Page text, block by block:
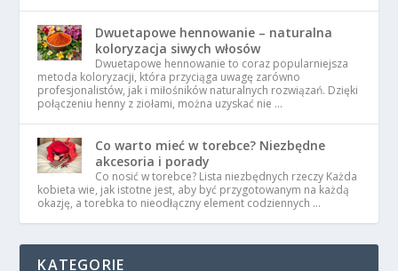
Dwuetapowe hennowanie – naturalna
koloryzacja siwych włosów
Dwuetapowe hennowanie to coraz popularniejsza
metoda koloryzacji, która przyciąga uwagę zarówno
profesjonalistów, jak i miłośników naturalnych rozwiązań. Dzięki
połączeniu henny z ziołami, można uzyskać nie …
Co warto mieć w torebce? Niezbędne
akcesoria i porady
Co nosić w torebce? Lista niezbędnych rzeczy Każda
kobieta wie, jak istotne jest, aby być przygotowanym na każdą
okazję, a torebka to nieodłączny element codziennych …
KATEGORIE